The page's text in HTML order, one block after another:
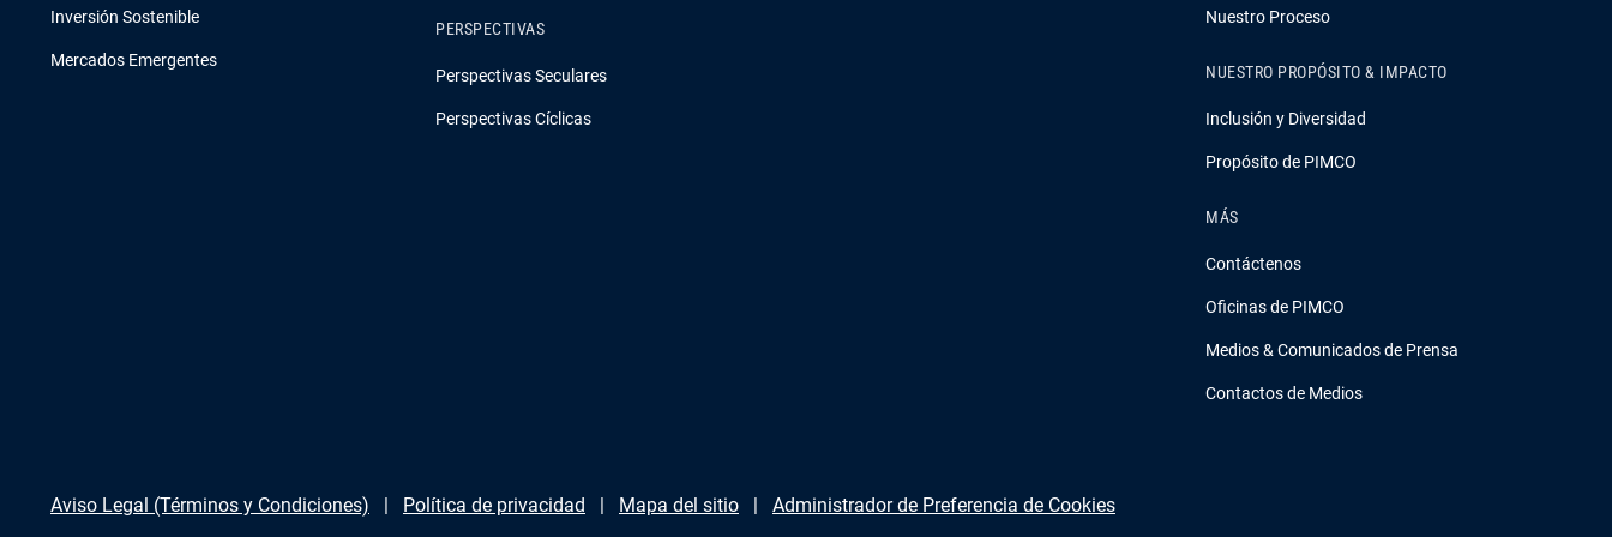
Inversión Sostenible
Mercados Emergentes
PERSPECTIVAS
Perspectivas Seculares
Perspectivas Cíclicas
Nuestro Proceso
NUESTRO PROPÓSITO & IMPACTO
Inclusión y Diversidad
Propósito de PIMCO
MÁS
Contáctenos
Oficinas de PIMCO
Medios & Comunicados de Prensa
Contactos de Medios
Aviso Legal (Términos y Condiciones) Política de privacidad Mapa del sitio Administrador de Preferencia de Cookies